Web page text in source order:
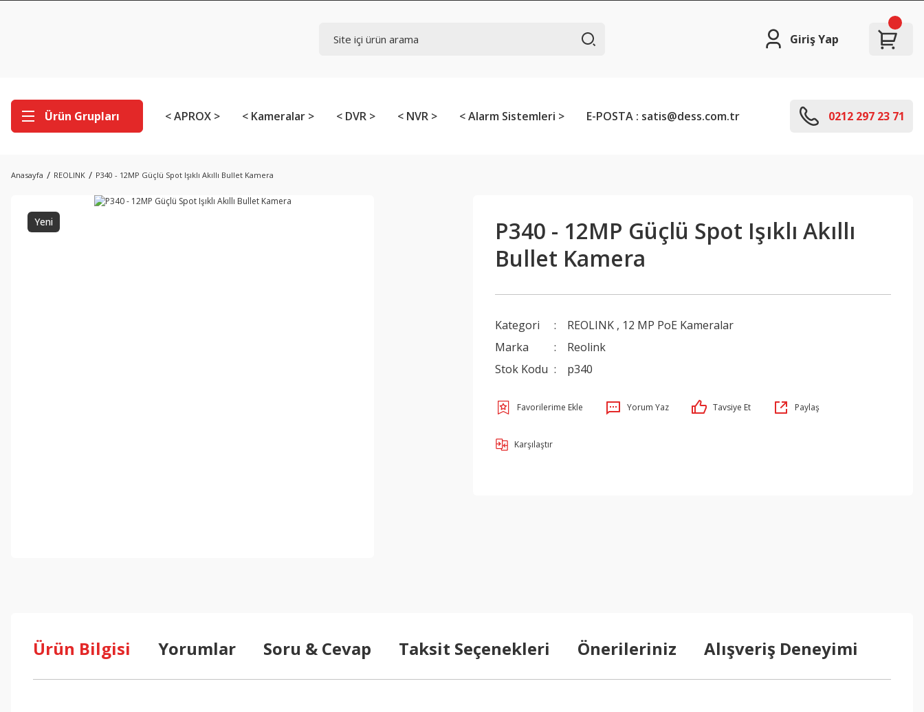
Giriş Yap
Ürün Grupları < APROX > < Kameralar > < DVR > < NVR > < Alarm Sistemleri > E-POSTA : satis@dess.com.tr 0212 297 23 71
Anasayfa REOLINK P340 - 12MP Güçlü Spot Işıklı Akıllı Bullet Kamera
Yeni
P340 - 12MP Güçlü Spot Işıklı Akıllı
Bullet Kamera
Kategori REOLINK , 12 MP PoE Kameralar
Marka
Reolink
Stok Kodu
p340
Yorum Yaz Tavsiye Et Paylaş
Karşılaştır
Ürün Bilgisi Yorumlar Soru & Cevap Taksit Seçenekleri Önerileriniz Alışveriş Deneyimi